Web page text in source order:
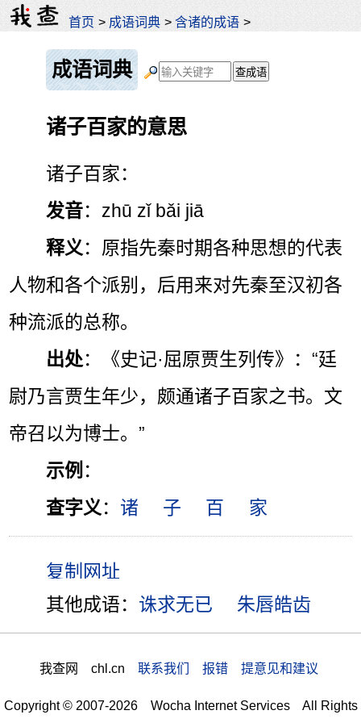
首页 > 成语词典 >含诸的成语 >
成语词典
诸子百家的意思
诸子百家：
发音：zhū zǐ bǎi jiā
释义 ：原指先秦时期各种思想的代表
人物和各个派别，后用来对先秦至汉初各
种流派的总称。
出处：《史记·屈原贾生列传》：“廷
尉乃言贾生年少，颇通诸子百家之书。文
帝召以为博士。”
示例 ：
查字义 ： 诸 子 百 家
其他成语： 诛求无已 朱唇皓齿
我查网 chl.cn 联系我们 报错 提意见和建议
Copyright © 2007-2026 Wocha Internet Services All Rights